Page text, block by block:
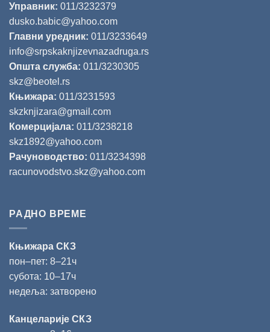
Управник: 011/3232379
dusko.babic@yahoo.com
Главни уредник: 011/3233649
info@srpskaknjizevnazadruga.rs
Општа служба: 011/3230305
skz@beotel.rs
Књижара: 011/3231593
skzknjizara@gmail.com
Комерцијала: 011/3238218
skz1892@yahoo.com
Рачуноводство: 011/3234398
racunovodstvo.skz@yahoo.com
РАДНО ВРЕМЕ
Књижара СКЗ
пон‒пет: 8‒21ч
субота: 10‒17ч
недеља: затворено
Канцеларије СКЗ